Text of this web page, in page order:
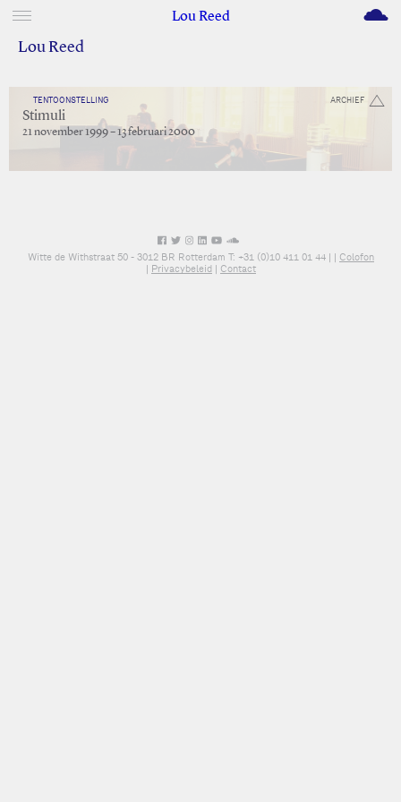
Lou Reed M
Lou Reed
ARCHIEF
TENTOONSTELLING
Stimuli
21 november 1999 – 13 februari 2000
Witte de Withstraat 50 - 3012 BR Rotterdam T: +31 (0)10 411 01 44 | | Colofon
| Privacybeleid| Contact